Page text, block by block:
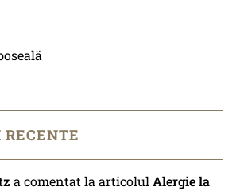
a comentat la articolulAlergie la